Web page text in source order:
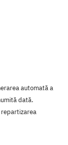
automată a
dată.